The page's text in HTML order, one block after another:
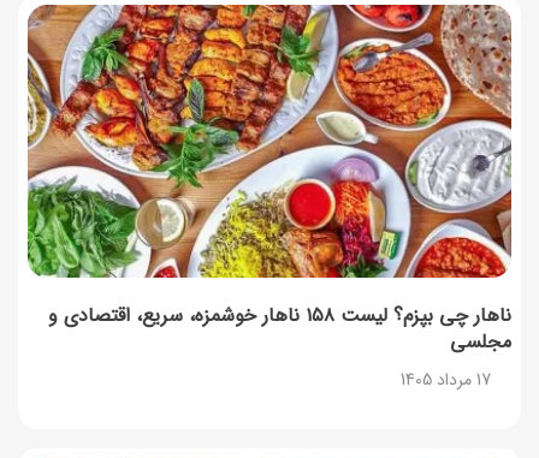
ناهار چی بپزم؟ لیست ۱۵۸ ناهار خوشمزه، سریع، اقتصادی و
مجلسی
17 مرداد 1405
راهنمای اعتراض به کالابرگ مرداد ۱۴۰۵ + شماره پشتیبانی
17 مرداد 1405
نحوه دریافت رمز خرید کالابرگ برای خرید آنلاین (رمز
یکبارمصرف کالابرگ)
17 مرداد 1405